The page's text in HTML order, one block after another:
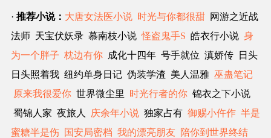
· 推荐小说： 大唐女法医小说 时光与你都很甜 网游之近战
法师 天宝伏妖录 慕南枝小说怪盗鬼手S 皓衣行小说 身
为一个胖子 枕边有你 成化十四年 号手就位 滇娇传 日头
日头照着我 纽约单身日记 伪装学渣 美人温雅 巫蛊笔记
原来我很爱你 世界微尘里 时光行者的你 锦衣之下小说
蜀锦人家 夜旅人 庆余年小说 独家占有 御赐小仵作 半是
蜜糖半是伤 国安局密档 我的漂亮朋友 陪你到世界终结